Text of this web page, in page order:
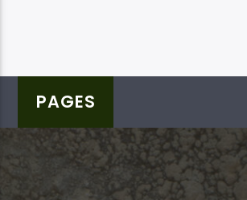
PAGES